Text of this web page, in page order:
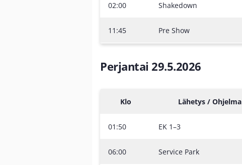
02:00 Shakedown
11:45 Pre Show
Perjantai 29.5.2026
Klo Lähetys / Ohjelma
01:50 EK 1–3
06:00 Service Park